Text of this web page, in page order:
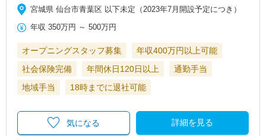
宮城県 仙台市青葉区 以下未定（2023年7月開設予定につき）
年収 350万円 ～500万円
オープニングスタッフ募集
年収400万円以上可能
社会保険完備
年間休日120日以上
通勤手当
地域手当
18時までに退社可能
詳細を見る
気になる